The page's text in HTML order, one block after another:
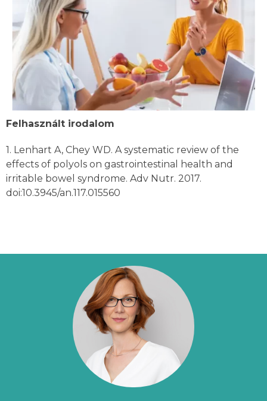
Felhasznált irodalom
1. Lenhart A, Chey WD. A systematic review of the
effects of polyols on gastrointestinal health and
irritable bowel syndrome. Adv Nutr. 2017.
doi:10.3945/an.117.015560